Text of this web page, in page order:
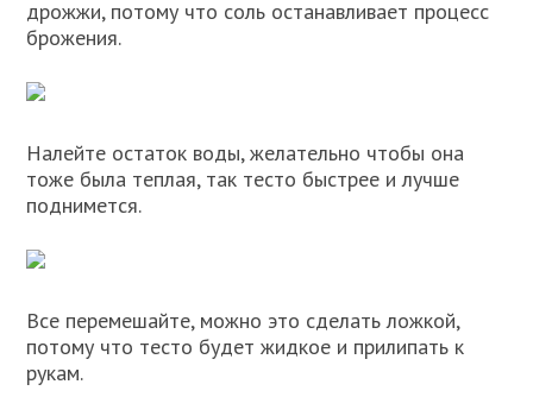
дрожжи, потому что соль останавливает процесс
брожения.
Налейте остаток воды, желательно чтобы она
тоже была теплая, так тесто быстрее и лучше
поднимется.
Все перемешайте, можно это сделать ложкой,
потому что тесто будет жидкое и прилипать к
рукам.